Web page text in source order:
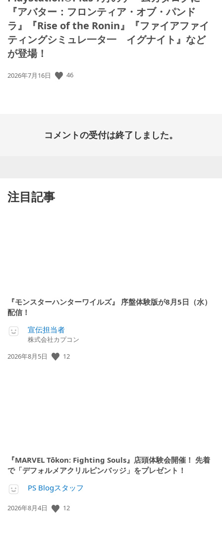
『アバター：フロンティア・オブ・パンド
ラ』『Rise of the Ronin』『ファイアファイ
ティングシミュレ一タ一 イグナイト』など
が登場！
公
2026年7月16日 46
コメントの受付は終了しました。
注目記事
『モンスターハンターワイルズ』 序盤体験版が8月5日（水）
配信！
宣伝担当者
株式会社カプコン
公
2026年8月5日 12
『MARVEL Tōkon: Fighting Souls』店頭体験会開催！ 先着
で「デフォルメアクリルピンバッジ」をプレゼント！
PS Blogスタッフ
公
2026年8月4日 12